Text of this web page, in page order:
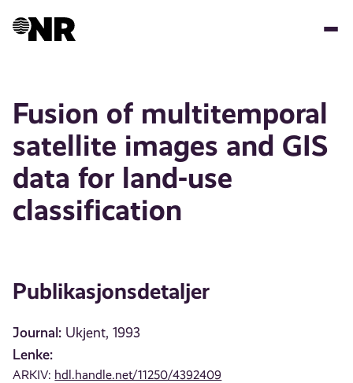
Fusion of multitemporal
satellite images and GIS
data for land-use
classification
Publikasjonsdetaljer
Journal: Ukjent, 1993
Lenke:
ARKIV: hdl.handle.net/11250/4392409